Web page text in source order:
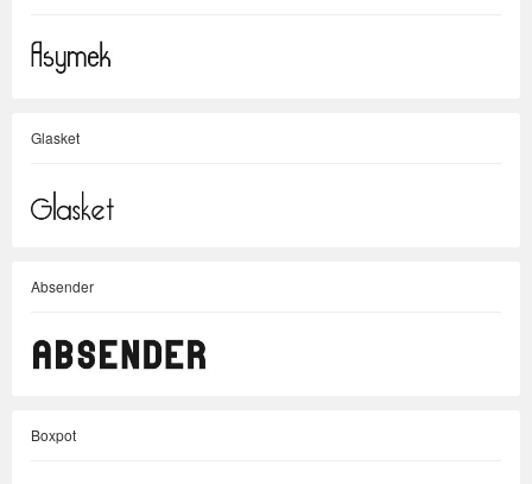
Glasket
Absender
Boxpot